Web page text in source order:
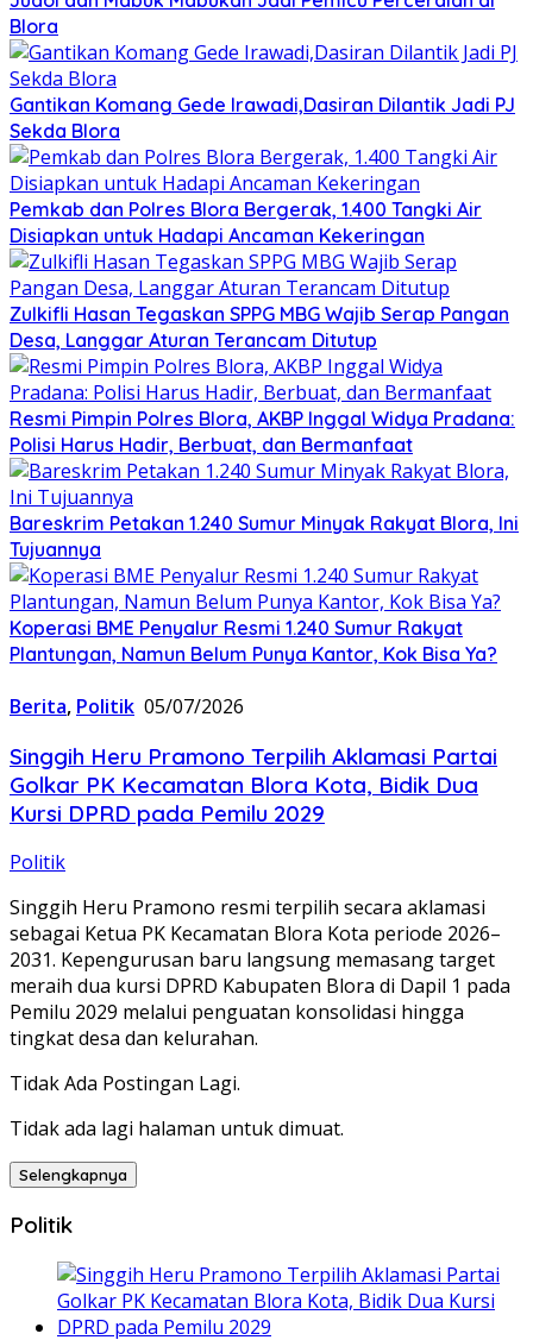
Blora
Gantikan Komang Gede Irawadi,Dasiran Dilantik Jadi PJ
Sekda Blora
Pemkab dan Polres Blora Bergerak, 1.400 Tangki Air
Disiapkan untuk Hadapi Ancaman Kekeringan
Zulkifli Hasan Tegaskan SPPG MBG Wajib Serap Pangan
Desa, Langgar Aturan Terancam Ditutup
Resmi Pimpin Polres Blora, AKBP Inggal Widya Pradana:
Polisi Harus Hadir, Berbuat, dan Bermanfaat
Bareskrim Petakan 1.240 Sumur Minyak Rakyat Blora, Ini
Tujuannya
Koperasi BME Penyalur Resmi 1.240 Sumur Rakyat
Plantungan, Namun Belum Punya Kantor, Kok Bisa Ya?
Berita, Politik 05/07/2026
Singgih Heru Pramono Terpilih Aklamasi Partai
Golkar PK Kecamatan Blora Kota, Bidik Dua
Kursi DPRD pada Pemilu 2029
Politik
Singgih Heru Pramono resmi terpilih secara aklamasi
sebagai Ketua PK Kecamatan Blora Kota periode 2026–
2031. Kepengurusan baru langsung memasang target
meraih dua kursi DPRD Kabupaten Blora di Dapil 1 pada
Pemilu 2029 melalui penguatan konsolidasi hingga
tingkat desa dan kelurahan.
Tidak Ada Postingan Lagi.
Tidak ada lagi halaman untuk dimuat.
Selengkapnya
Politik